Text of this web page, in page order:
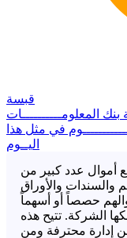
قبسة
بنك المعلومــــــــــات
في مثل هذا
اليــوم
أموال عدد كبير من
والسندات والأوراق
حصصاً أو أسهماً
الشركة. تتيح هذه
إدارة محترفة ومن